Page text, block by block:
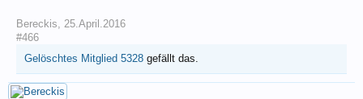
Bereckis
25.April.2016
#466
Gelöschtes Mitglied 5328 gefällt das.